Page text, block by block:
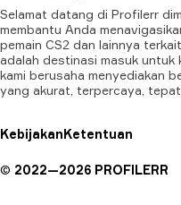
Selamat datang di Profilerr
membantu Anda
pemain CS2 dan lainnya
adalah destinasi masuk
kami berusaha menyediakan
yang akurat, terpercaya,
KebijakanKetentuan
© 2022—2026 PROFILERR